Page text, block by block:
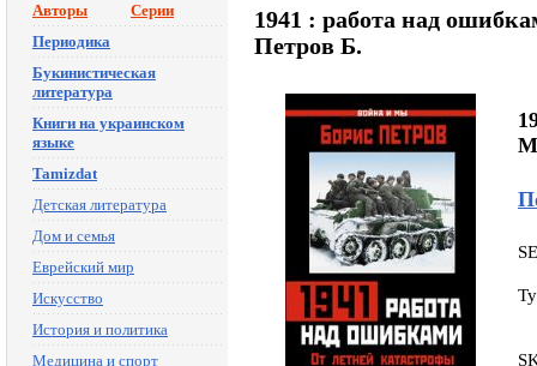
Авторы
Серии
Периодика
Букинистическая
литература
Книги на украинском
языке
Tamizdat
Детская литература
Дом и семья
Еврейский мир
Искусство
История и политика
Медицина и спорт
1941 : работа над
Петров Б.